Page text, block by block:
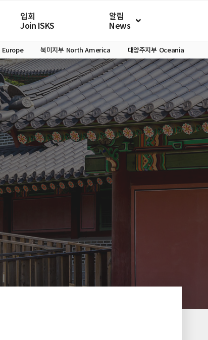
입회
Join ISKS
알림
News
Europe 북미지부 North America 대양주지부 Oceania